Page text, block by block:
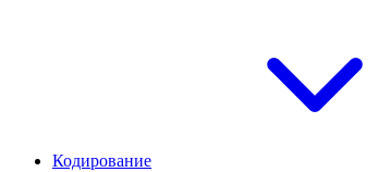
Кодирование